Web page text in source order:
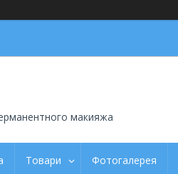
макияжа
Товари Фотогалерея